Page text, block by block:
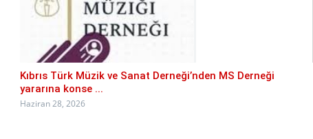
Kıbrıs Türk Müzik ve Sanat Derneği’nden MS Derneği
yararına konse ...
Haziran 28, 2026